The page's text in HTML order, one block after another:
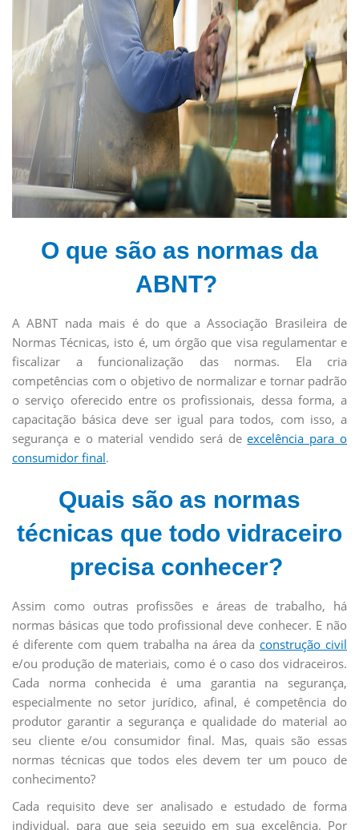
O que são as normas da
ABNT?
A ABNT nada mais é do que a Associação Brasileira de
Normas Técnicas, isto é, um órgão que visa regulamentar e
fiscalizar a funcionalização das normas. Ela cria
competências com o objetivo de normalizar e tornar padrão
o serviço oferecido entre os profissionais, dessa forma, a
capacitação básica deve ser igual para todos, com isso, a
segurança e o material vendido será deexcelência para o
consumidor final.
Quais são as normas
técnicas que todo vidraceiro
precisa conhecer?
Assim como outras profissões e áreas de trabalho, há
normas básicas que todo profissional deve conhecer. E não
é diferente com quem trabalha na área da construção civil
e/ou produção de materiais, como é o caso dos vidraceiros.
Cada norma conhecida é uma garantia na segurança,
especialmente no setor jurídico, afinal, é competência do
produtor garantir a segurança e qualidade do material ao
seu cliente e/ou consumidor final. Mas, quais são essas
normas técnicas que todos eles devem ter um pouco de
conhecimento?
Cada requisito deve ser analisado e estudado de forma
individual, para que seja seguido em sua excelência. Por